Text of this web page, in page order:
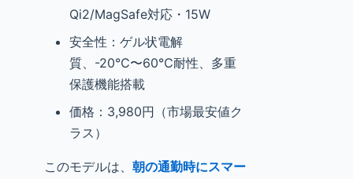
Qi2/MagSafe対応・15W
安全性：ゲル状電解
質、-20℃〜60℃耐性、多重
保護機能搭載
価格：3,980円（市場最安値ク
ラス）
このモデルは、 朝の通勤時にスマー